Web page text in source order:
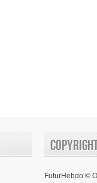
FuturHebdo ©